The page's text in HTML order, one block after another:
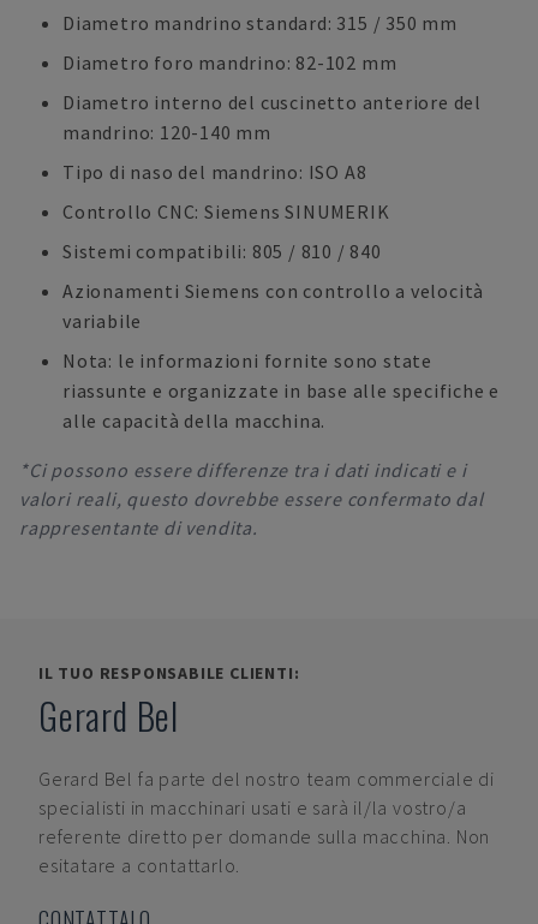
Diametro mandrino standard: 315 / 350 mm
Diametro foro mandrino: 82-102 mm
Diametro interno del cuscinetto anteriore del
mandrino: 120-140 mm
Tipo di naso del mandrino: ISO A8
Controllo CNC: Siemens SINUMERIK
Sistemi compatibili: 805 / 810 / 840
Azionamenti Siemens con controllo a velocità
variabile
Nota: le informazioni fornite sono state
riassunte e organizzate in base alle specifiche e
alle capacità della macchina.
*Ci possono essere differenze tra i dati indicati e i
valori reali, questo dovrebbe essere confermato dal
rappresentante di vendita.
IL TUO RESPONSABILE CLIENTI:
Gerard Bel
Gerard Bel fa parte del nostro team commerciale di
specialisti in macchinari usati e sarà il/la vostro/a
referente diretto per domande sulla macchina. Non
esitatare a contattarlo.